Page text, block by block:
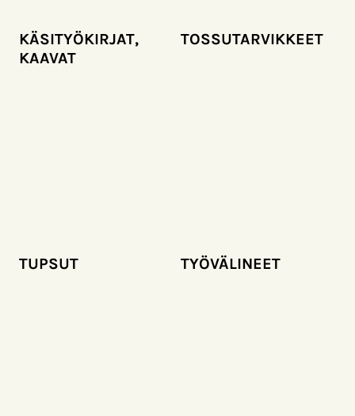
KÄSITYÖKIRJAT,
KAAVAT
TOSSUTARVIKKEET
TUPSUT TYÖVÄLINEET